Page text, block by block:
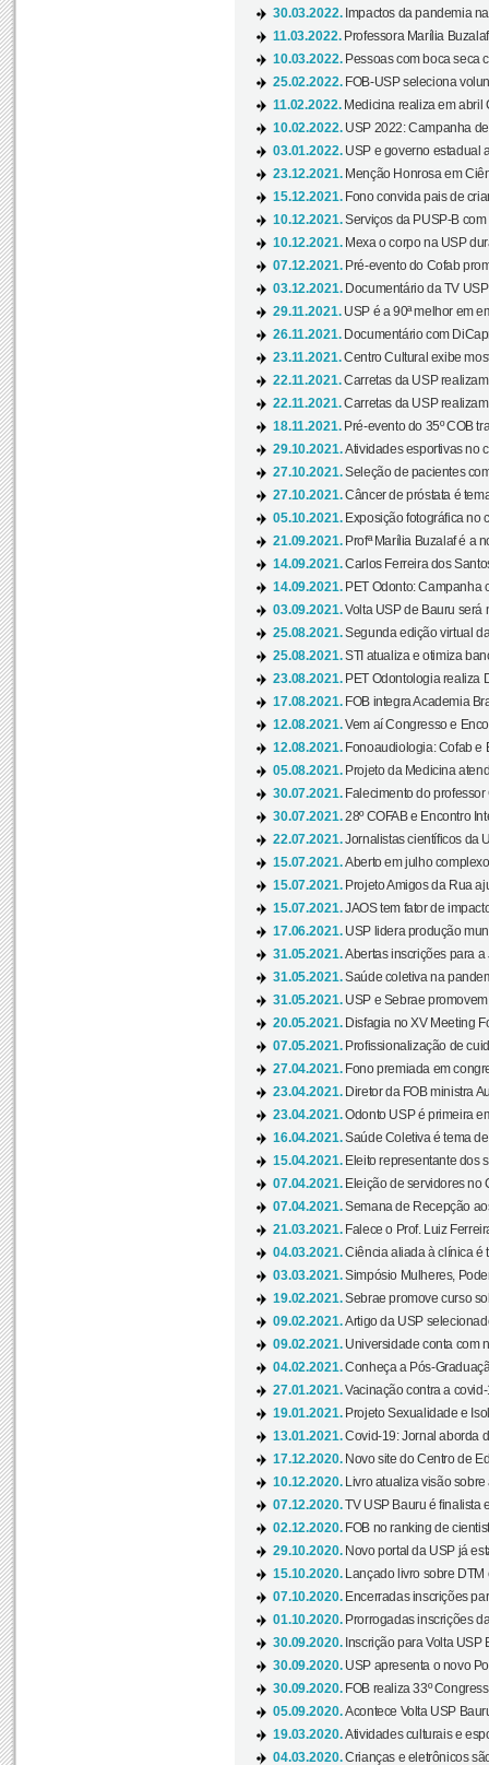
30.03.2022. Impactos da pandemia
11.03.2022. Professora Marília
10.03.2022. Pessoas com boca seca
25.02.2022. FOB-USP seleciona
11.02.2022. Medicina realiza em abril
10.02.2022. USP 2022: Campanha
03.01.2022. USP e governo estadual
23.12.2021. Menção Honrosa em
15.12.2021. Fono convida pais de
10.12.2021.Serviços da PUSP-B
10.12.2021. Mexa o corpo na USP
07.12.2021. Pré-evento do Cofab
03.12.2021. Documentário da TV
29.11.2021. USP é a 90ª melhor em
26.11.2021. Documentário com
23.11.2021.Centro Cultural exibe
22.11.2021.Carretas da USP
22.11.2021.Carretas da USP
18.11.2021. Pré-evento do 35º COB
29.10.2021.Atividades esportivas no
27.10.2021.Seleção de pacientes
27.10.2021.Câncer de próstata é
05.10.2021. Exposição fotográfica no
21.09.2021. Profª Marília Buzalaf é a
14.09.2021.Carlos Ferreira dos
14.09.2021. PET Odonto: Campanha
03.09.2021.Volta USP de Bauru será
25.08.2021.Segunda edição virtual
25.08.2021.STI atualiza e otimiza
23.08.2021. PET Odontologia realiza
17.08.2021. FOB integra Academia
12.08.2021.Vem aí Congresso e
12.08.2021. Fonoaudiologia: Cofab e
05.08.2021. Projeto da Medicina
30.07.2021. Falecimento do
30.07.2021.28º COFAB e Encontro
22.07.2021.Jornalistas científicos da
15.07.2021.Aberto em julho
15.07.2021. Projeto Amigos da Rua
15.07.2021.JAOS tem fator de
17.06.2021. USP lidera produção
31.05.2021.Abertas inscrições para
31.05.2021.Saúde coletiva na
31.05.2021. USP e Sebrae
20.05.2021. Disfagia no XV Meeting
07.05.2021. Profissionalização de
27.04.2021. Fono premiada em
23.04.2021. Diretor da FOB ministra
23.04.2021.Odonto USP é primeira
16.04.2021.Saúde Coletiva é tema
15.04.2021. Eleito representante dos
07.04.2021. Eleição de servidores no
07.04.2021.Semana de Recepção
21.03.2021. Falece o Prof. Luiz
04.03.2021.Ciência aliada à clínica é
03.03.2021.Simpósio Mulheres,
19.02.2021.Sebrae promove curso
09.02.2021.Artigo da USP
09.02.2021. Universidade conta com
04.02.2021.Conheça a Pós-
27.01.2021.Vacinação contra a
19.01.2021. Projeto Sexualidade e
13.01.2021.Covid-19: Jornal aborda
17.12.2020. Novo site do Centro de
10.12.2020.
Livro atualiza visão
07.12.2020.TV USP Bauru é finalista
02.12.2020. FOB no ranking de
29.10.2020. Novo portal da USP já
15.10.2020.
Lançado livro sobre
07.10.2020. Encerradas inscrições
01.10.2020. Prorrogadas inscrições
30.09.2020. Inscrição para Volta USP
30.09.2020. USP apresenta o novo
30.09.2020. FOB realiza 33º
05.09.2020.Acontece Volta USP
19.03.2020.Atividades culturais e
04.03.2020.Crianças e eletrônicos